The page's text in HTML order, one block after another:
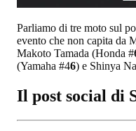
Parliamo di tre moto sul
evento che non capita da
Makoto Tamada (Honda #
(Yamaha #46) e Shinya
Il post social di